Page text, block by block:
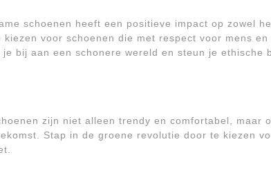
schoenen heeft een positieve impact op zowel
kiezen voor schoenen die met respect voor mens en
bij aan een schonere wereld en steun je ethische
zijn niet alleen trendy en comfortabel, maar
Stap in de groene revolutie door te kiezen